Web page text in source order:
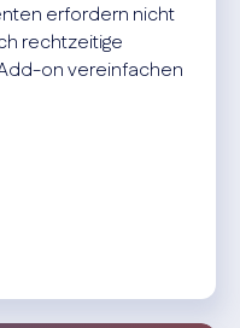
erfordern nicht
rechtzeitige
on vereinfachen